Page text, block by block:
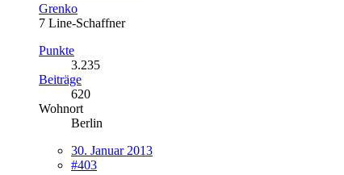
Grenko
7 Line-Schaffner
Punkte
3.235
Beiträge
620
Wohnort
Berlin
30. Januar 2013
#403